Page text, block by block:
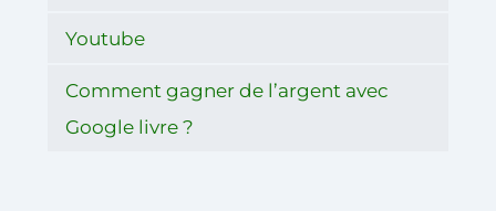
Youtube
Comment gagner de l’argent avec
Google livre ?